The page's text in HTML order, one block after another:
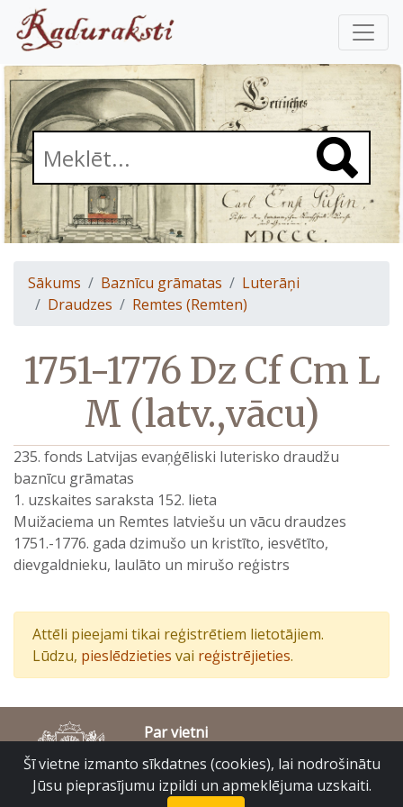
Sākums Baznīcu grāmatas
Luterāņi
Draudzes
Remtes (Remten)
1751-1776 Dz Cf Cm L
M (latv.,vācu)
235. fonds Latvijas evaņģēliski luterisko draudžu
baznīcu grāmatas
1. uzskaites saraksta 152. lieta
Muižaciema un Remtes latviešu un vācu draudzes
1751.-1776. gada dzimušo un kristīto, iesvētīto,
dievgaldnieku, laulāto un mirušo reģistrs
Attēli pieejami tikai reģistrētiem lietotājiem.
Lūdzu, pieslēdzieties vai reģistrējieties.
Par vietni
Piekļūstamības paziņojums
© Latvijas Valsts vēstures arhīvs 2007-2026
Slokas iela 16, Rīga, LV – 1048
Šī vietne izmanto sīkdatnes (cookies), lai nodrošinātu
Jūsu pieprasījumu izpildi un apmeklējuma uzskaiti.